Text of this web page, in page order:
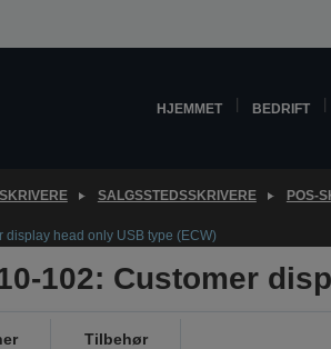
HJEMMET BEDRIFT
SKRIVERE SALGSSTEDSSKRIVERE POS-
display head only USB type (ECW)
102: Customer
Tilbehør